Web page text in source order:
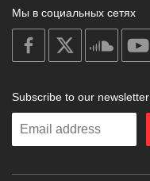
Мы в социальных сетях
on
facebook
Subscribe to our newsletter
Enter